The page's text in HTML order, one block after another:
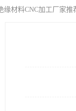
缘材料CNC加工厂家